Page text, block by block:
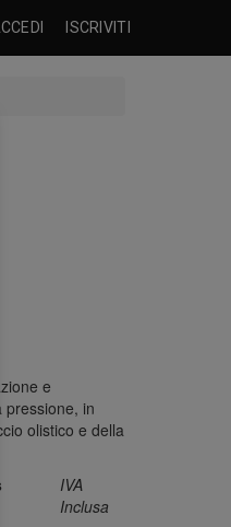
ISCRIVITI
e
pressione, in
olistico e della
IVA
Inclusa